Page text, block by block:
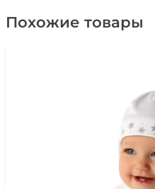
Похожие товары